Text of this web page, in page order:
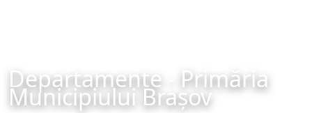
Departamente - Primăria
Municipiului Brașov